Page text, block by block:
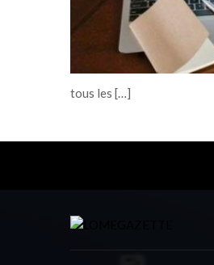
tous les […]